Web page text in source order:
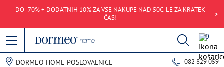
DO -70% + DODATNIH 10% ZA VSE NAKUPE NAD 50€. LE ZA KRATEK
ČAS!
0
DORMEO HOME POSLOVALNICE 082 829 059